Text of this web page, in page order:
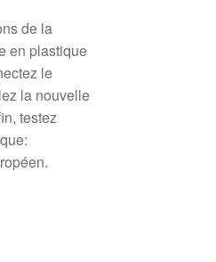
de la
en plastique
le
la nouvelle
testez